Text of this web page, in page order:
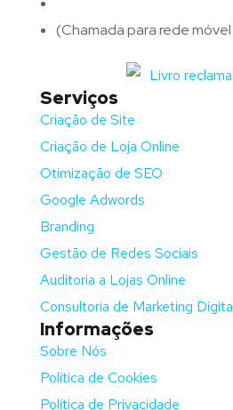
(Chamada para rede
Serviços
Criação de Site
Criação de Loja Online
Otimização de SEO
Google Adwords
Branding
Gestão de Redes Sociais
Auditoria a Lojas Online
Consultoria de Marketing
Informações
Sobre Nós
Política de Cookies
Política de Privacidade